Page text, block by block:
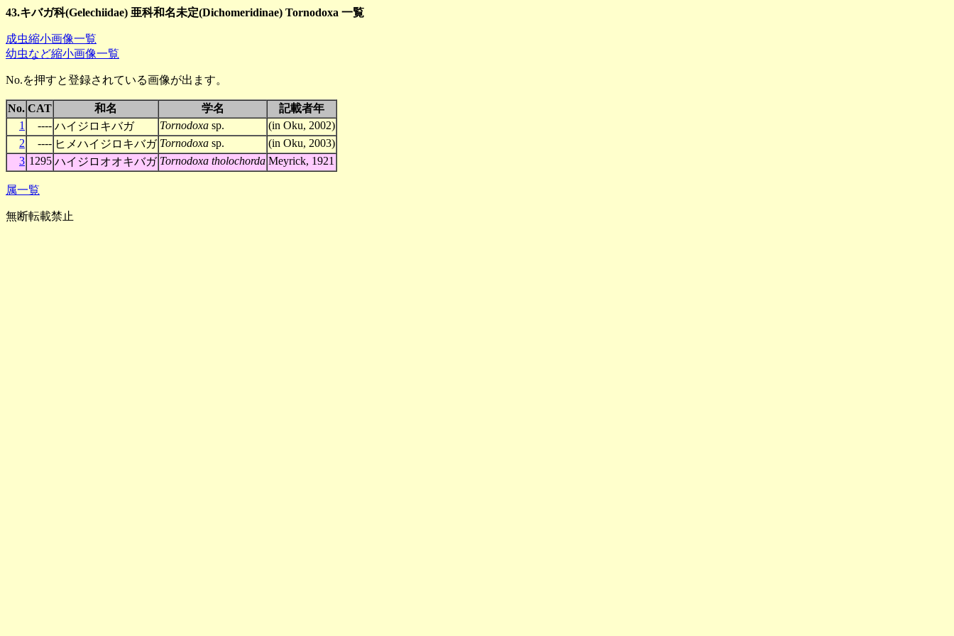
43.キバガ科(Gelechiidae) 亜科和名未定(Dichomeridinae) Tornodoxa 一覧
成虫縮小画像一覧
幼虫など縮小画像一覧
No.を押すと登録されている画像が出ます。
No. CAT 和名 学名
記載者年
1
---- ハイジロキバガ Tornodoxa sp.
(in Oku, 2002)
2
---- ヒメハイジロキバガ Tornodoxa sp.
(in Oku, 2003)
3 1295 ハイジロオオキバガ Tornodoxa tholochorda Meyrick, 1921
属一覧
無断転載禁止